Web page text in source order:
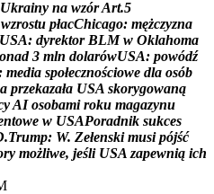
Ukrainy na wzórArt.5
wzrostu płacChicago: mężczyzna
USA: dyrektor BLM w Oklahoma
onad 3 mln dolarówUSA: powódź
media społecznościowe dla osób
a przekazała USA skorygowaną
yAI osobami roku magazynu
ntowe w USAPoradnik sukces
.Trump: W. Zełenski musi pójść
ry możliwe, jeśli USA zapewnią ich